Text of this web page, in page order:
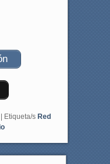
| Etiqueta/s Red